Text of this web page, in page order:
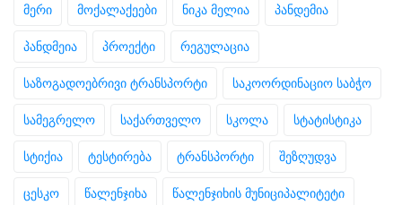
მერი მოქალაქეები ნიკა მელია პანდემია
პანდმეია პროექტი რეგულაცია
საზოგადოებრივი ტრანსპორტი საკოორდინაციო საბჭო
სამეგრელო საქართველო სკოლა სტატისტიკა
სტიქია ტესტირება ტრანსპორტი შეზღუდვა
ცესკო წალენჯიხა წალენჯიხის მუნიციპალიტეტი